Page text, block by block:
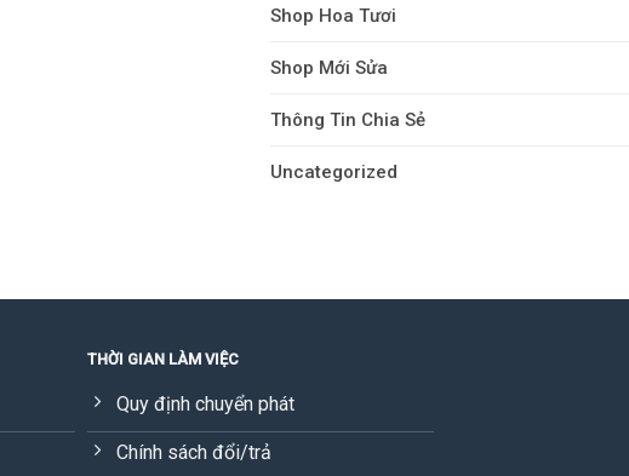
Shop Hoa Tươi
Shop Mới Sửa
Thông Tin Chia Sẻ
Uncategorized
THỜI GIAN LÀM VIỆC
Quy định chuyển phát
Chính sách đổi/trả